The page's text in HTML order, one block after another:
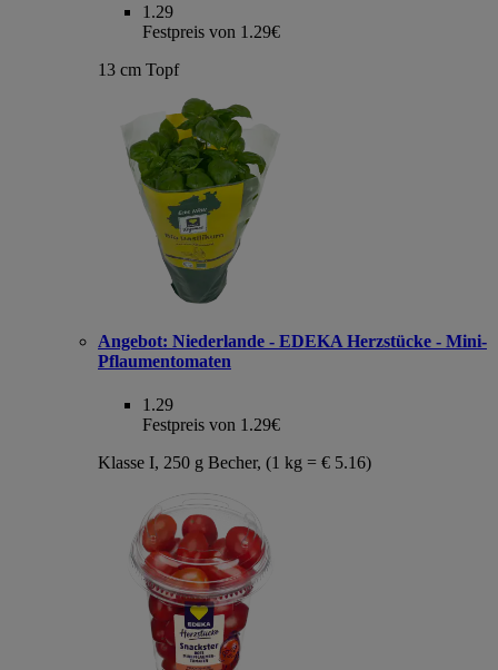
1.29
Festpreis von 1.29€
13 cm Topf
Angebot: Niederlande - EDEKA Herzstücke - Mini-
Pflaumentomaten
1.29
Festpreis von 1.29€
Klasse I, 250 g Becher, (1 kg = € 5.16)